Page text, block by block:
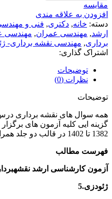
مقايسه
افزودن به علاقه مندی
دسته: خانه, دکتری, فنی و
ارشد, مهندسی عمران, مهندسی
برداری, مهندسی نقشه برداری-
اشتراک گذاری:
توضیحات
نظرات (0)
توضیحات
گزینه ایی کلیه آزمون های
1382 تا 1402 در قالب دو جلد همراه با پاسخ های کاملا تشریحی
فهرست مطالب
آزمون كارشناسى ارشد
ژئودزی.5